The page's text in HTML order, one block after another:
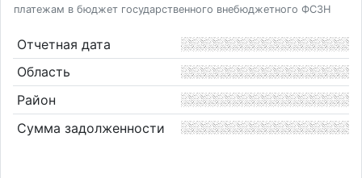
платежам в бюджет государственного внебюджетного ФСЗН
Отчетная дата
Область
Район
Сумма задолженности